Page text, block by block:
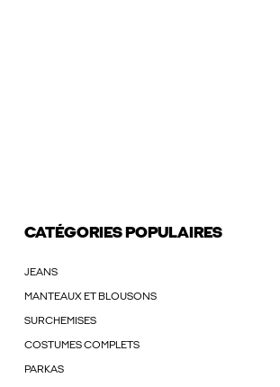
CATÉGORIES POPULAIRES
JEANS
MANTEAUX ET BLOUSONS
SURCHEMISES
COSTUMES COMPLETS
PARKAS